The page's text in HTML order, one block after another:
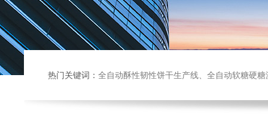
热门关键词： 全自动酥性韧性饼干生产线、全自动软糖硬糖浇注生产线、巧克力浇注生产线、桃酥饼干机、多功能曲奇机、热风旋